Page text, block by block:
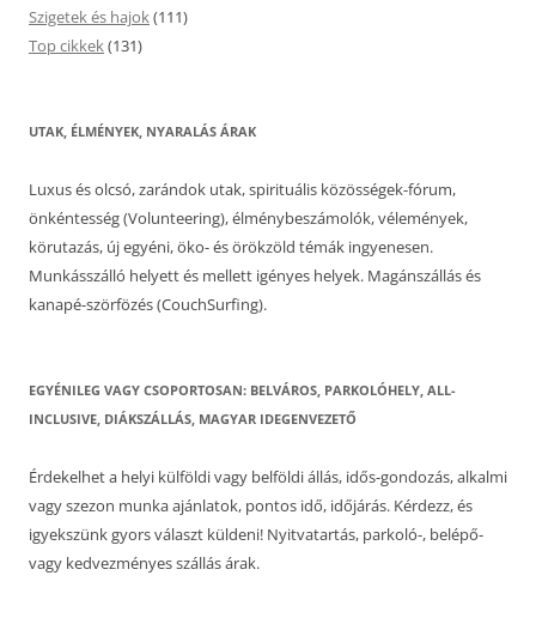
Szigetek és hajok(111)
Top cikkek(131)
UTAK, ÉLMÉNYEK, NYARALÁS ÁRAK
Luxus és olcsó, zarándok utak, spirituális közösségek-fórum,
önkéntesség (Volunteering), élménybeszámolók, vélemények,
körutazás, új egyéni, öko- és örökzöld témák ingyenesen.
Munkásszálló helyett és mellett igényes helyek. Magánszállás és
kanapé-szörfözés (CouchSurfing).
EGYÉNILEG VAGY CSOPORTOSAN: BELVÁROS, PARKOLÓHELY, ALL-
INCLUSIVE, DIÁKSZÁLLÁS, MAGYAR IDEGENVEZETŐ
Érdekelhet a helyi külföldi vagy belföldi állás, idős-gondozás, alkalmi
vagy szezon munka ajánlatok, pontos idő, időjárás. Kérdezz, és
igyekszünk gyors választ küldeni! Nyitvatartás, parkoló-, belépő-
vagy kedvezményes szállás árak.